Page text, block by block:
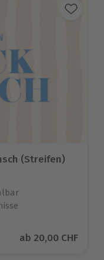
(Streifen)
Aktueller Preis
ab 20,00 CHF